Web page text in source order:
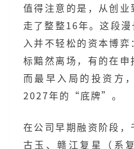
值得注意的是，从创
走了整整16年。这段
入并不轻松的资本博
标黯然离场，有的在
而最早入局的投资方
2027年的“底牌”。
在公司早期融资阶段
古玉、赣江复星（系